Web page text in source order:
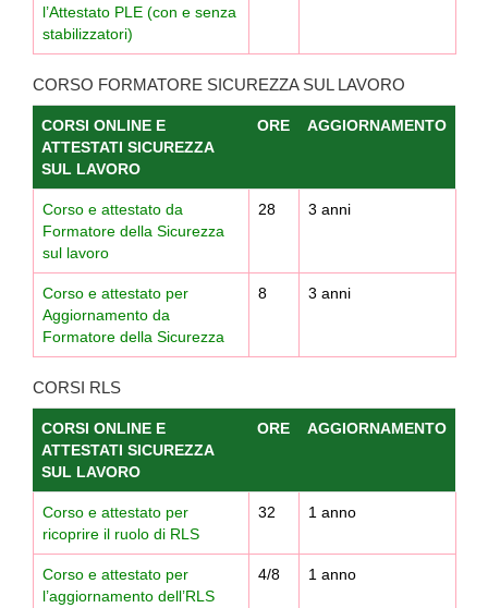
l’Attestato PLE (con e senza
stabilizzatori)
CORSO FORMATORE SICUREZZA SUL LAVORO
CORSI ONLINE E
ATTESTATI SICUREZZA
SUL LAVORO
ORE AGGIORNAMENTO
Corso e attestato da
Formatore della Sicurezza
sul lavoro
28 3 anni
Corso e attestato per
Aggiornamento da
Formatore della Sicurezza
8 3 anni
CORSI RLS
CORSI ONLINE E
ATTESTATI SICUREZZA
SUL LAVORO
ORE AGGIORNAMENTO
Corso e attestato per
ricoprire il ruolo di RLS
32 1 anno
Corso e attestato per
l’aggiornamento dell’RLS
4/8 1 anno